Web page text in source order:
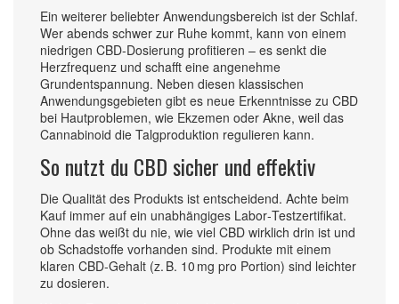
Ein weiterer beliebter Anwendungsbereich ist der Schlaf.
Wer abends schwer zur Ruhe kommt, kann von einem
niedrigen CBD‑Dosierung profitieren – es senkt die
Herzfrequenz und schafft eine angenehme
Grundentspannung. Neben diesen klassischen
Anwendungsgebieten gibt es neue Erkenntnisse zu CBD
bei Hautproblemen, wie Ekzemen oder Akne, weil das
Cannabinoid die Talgproduktion regulieren kann.
So nutzt du CBD sicher und effektiv
Die Qualität des Produkts ist entscheidend. Achte beim
Kauf immer auf ein unabhängiges Labor‑Testzertifikat.
Ohne das weißt du nie, wie viel CBD wirklich drin ist und
ob Schadstoffe vorhanden sind. Produkte mit einem
klaren CBD‑Gehalt (z. B. 10 mg pro Portion) sind leichter
zu dosieren.